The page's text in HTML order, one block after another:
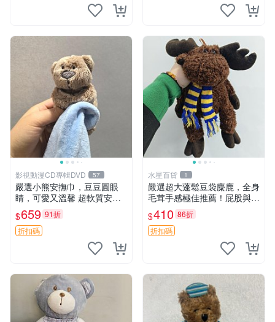
影視動漫CD專輯DVD 57
嚴選小熊安撫巾，豆豆圓眼
睛，可愛又溫馨 超軟質安撫
巾，豆豆設計，哄睡好幫手
約克豆豆眼安撫巾 數碼豆豆
眼
$659 91折
折扣碼
水星百貨 1
嚴選超大蓬鬆豆袋麋鹿，全身
毛茸手感極佳推薦！屁股與四
肢填充均勻，適合收藏與孩童
共賞。 麋鹿 豆袋 毛茸玩具
$410 86折
折扣碼